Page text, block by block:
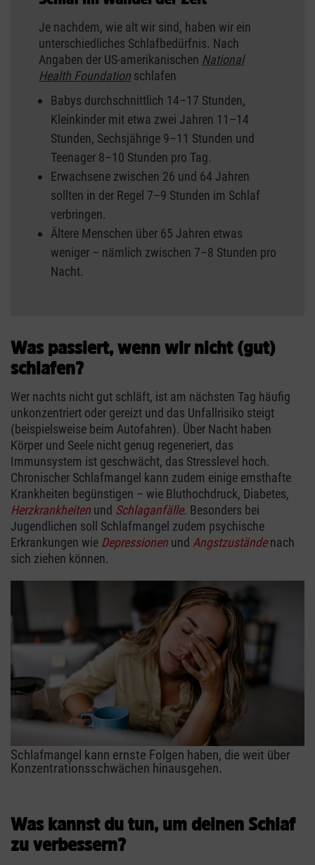
Je nachdem, wie alt wir sind, haben wir ein
unterschiedliches Schlafbedürfnis. Nach
Angaben der US-amerikanischen National
Health Foundation schlafen
Babys durchschnittlich 14–17 Stunden,
Kleinkinder mit etwa zwei Jahren 11–14
Stunden, Sechsjährige 9–11 Stunden und
Teenager 8–10 Stunden pro Tag.
Erwachsene zwischen 26 und 64 Jahren
sollten in der Regel 7–9 Stunden im Schlaf
verbringen.
Ältere Menschen über 65 Jahren etwas
weniger – nämlich zwischen 7–8 Stunden pro
Nacht.
Was passiert, wenn wir nicht (gut)
schlafen?
Wer nachts nicht gut schläft, ist am nächsten Tag häufig
unkonzentriert oder gereizt und das Unfallrisiko steigt
(beispielsweise beim Autofahren). Über Nacht haben
Körper und Seele nicht genug regeneriert, das
Immunsystem ist geschwächt, das Stresslevel hoch.
Chronischer Schlafmangel kann zudem einige ernsthafte
Krankheiten begünstigen – wie Bluthochdruck, Diabetes,
Herzkrankheiten und Schlaganfälle. Besonders bei
Jugendlichen soll Schlafmangel zudem psychische
Erkrankungen wie Depressionen und Angstzuständenach
sich ziehen können.
Schlafmangel kann ernste Folgen haben, die weit über
Konzentrationsschwächen hinausgehen.
Was kannst du tun, um deinen Schlaf
zu verbessern?